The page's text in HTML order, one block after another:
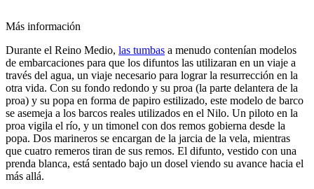
Más información
Durante el Reino Medio, las tumbas a menudo contenían modelos
de embarcaciones para que los difuntos las utilizaran en un viaje a
través del agua, un viaje necesario para lograr la resurrección en la
otra vida. Con su fondo redondo y su proa (la parte delantera de la
proa) y su popa en forma de papiro estilizado, este modelo de barco
se asemeja a los barcos reales utilizados en el Nilo. Un piloto en la
proa vigila el río, y un timonel con dos remos gobierna desde la
popa. Dos marineros se encargan de la jarcia de la vela, mientras
que cuatro remeros tiran de sus remos. El difunto, vestido con una
prenda blanca, está sentado bajo un dosel viendo su avance hacia el
más allá.